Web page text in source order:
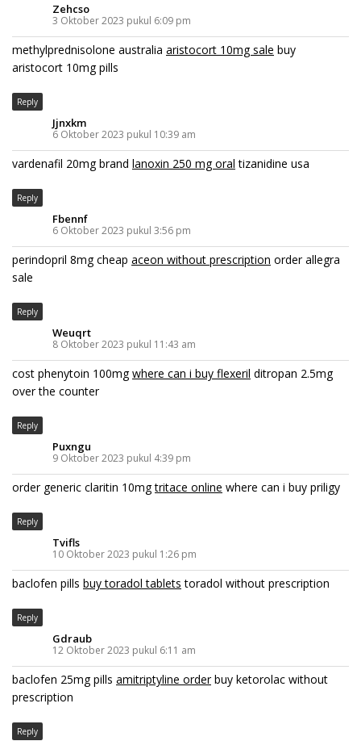
Zehcso
3 Oktober 2023 pukul 6:09 pm
methylprednisolone australia aristocort 10mg sale buy
aristocort 10mg pills
Reply
Jjnxkm
6 Oktober 2023 pukul 10:39 am
vardenafil 20mg brand lanoxin 250 mg oral tizanidine usa
Reply
Fbennf
6 Oktober 2023 pukul 3:56 pm
perindopril 8mg cheap aceon without prescription order allegra
sale
Reply
Weuqrt
8 Oktober 2023 pukul 11:43 am
cost phenytoin 100mgwhere can i buy flexeril ditropan 2.5mg
over the counter
Reply
Puxngu
9 Oktober 2023 pukul 4:39 pm
order generic claritin 10mgtritace online where can i buy priligy
Reply
Tvifls
10 Oktober 2023 pukul 1:26 pm
baclofen pills buy toradol tablets toradol without prescription
Reply
Gdraub
12 Oktober 2023 pukul 6:11 am
baclofen 25mg pills amitriptyline orderbuy ketorolac without
prescription
Reply